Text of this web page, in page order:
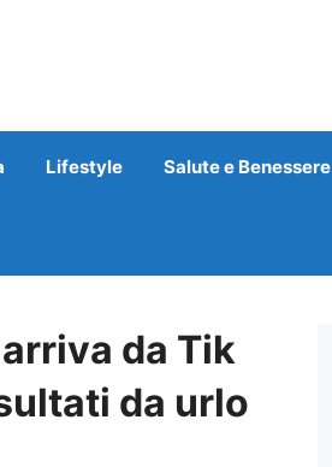
Lifestyle Salute e Benessere
da Tik
da urlo